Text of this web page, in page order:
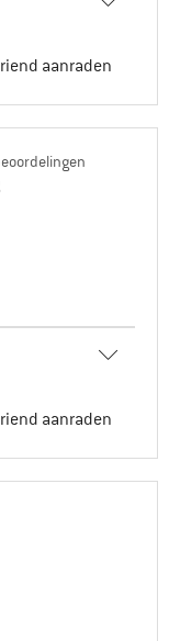
aanraden
aanraden